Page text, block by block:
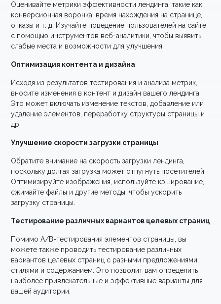
Оценивайте метрики эффективности лендинга, такие как
конверсионная воронка, время нахождения на странице,
отказы и т. д. Изучайте поведение пользователей на сайте
с помощью инструментов веб-аналитики, чтобы выявить
слабые места и возможности для улучшения.
Оптимизация контента и дизайна
Исходя из результатов тестирования и анализа метрик,
вносите изменения в контент и дизайн вашего лендинга.
Это может включать изменение текстов, добавление или
удаление элементов, переработку структуры страницы и
др.
Улучшение скорости загрузки страницы
Обратите внимание на скорость загрузки лендинга,
поскольку долгая загрузка может отпугнуть посетителей.
Оптимизируйте изображения, используйте кэширование,
сжимайте файлы и другие методы, чтобы ускорить
загрузку страницы.
Тестирование различных вариантов целевых страниц
Помимо A/B-тестирования элементов страницы, вы
можете также проводить тестирование различных
вариантов целевых страниц с разными предложениями,
стилями и содержанием. Это позволит вам определить
наиболее привлекательные и эффективные варианты для
вашей аудитории.